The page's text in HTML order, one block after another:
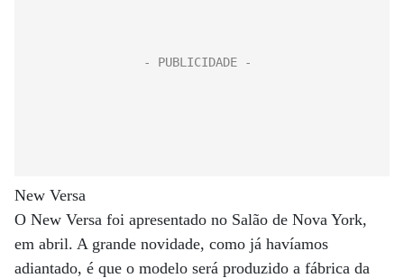
New Versa
O New Versa foi apresentado no Salão de Nova York,
em abril. A grande novidade, como já havíamos
adiantado, é que o modelo será produzido a fábrica da